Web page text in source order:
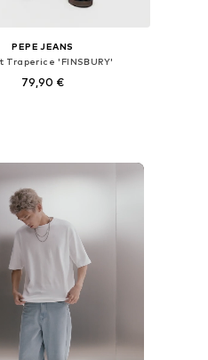
PEPE JEANS
Traperice 'FINSBURY'
79,90 €